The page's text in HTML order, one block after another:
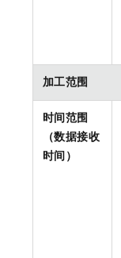
加工范围
时间范围
（数据接收
时间）